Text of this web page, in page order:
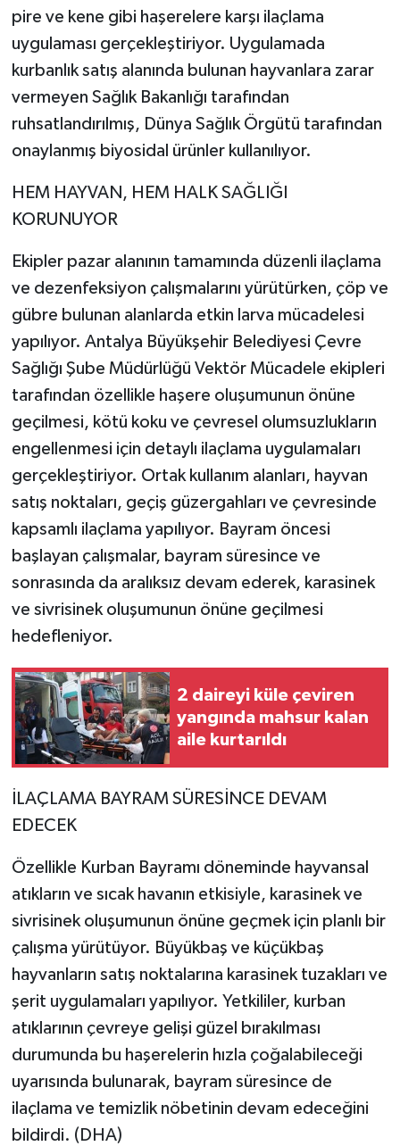
pire ve kene gibi haşerelere karşı ilaçlama
uygulaması gerçekleştiriyor. Uygulamada
kurbanlık satış alanında bulunan hayvanlara zarar
vermeyen Sağlık Bakanlığı tarafından
ruhsatlandırılmış, Dünya Sağlık Örgütü tarafından
onaylanmış biyosidal ürünler kullanılıyor.
HEM HAYVAN, HEM HALK SAĞLIĞI
KORUNUYOR
Ekipler pazar alanının tamamında düzenli ilaçlama
ve dezenfeksiyon çalışmalarını yürütürken, çöp ve
gübre bulunan alanlarda etkin larva mücadelesi
yapılıyor. Antalya Büyükşehir Belediyesi Çevre
Sağlığı Şube Müdürlüğü Vektör Mücadele ekipleri
tarafından özellikle haşere oluşumunun önüne
geçilmesi, kötü koku ve çevresel olumsuzlukların
engellenmesi için detaylı ilaçlama uygulamaları
gerçekleştiriyor. Ortak kullanım alanları, hayvan
satış noktaları, geçiş güzergahları ve çevresinde
kapsamlı ilaçlama yapılıyor. Bayram öncesi
başlayan çalışmalar, bayram süresince ve
sonrasında da aralıksız devam ederek, karasinek
ve sivrisinek oluşumunun önüne geçilmesi
hedefleniyor.
2 daireyi küle çeviren
yangında mahsur kalan
aile kurtarıldı
İLAÇLAMA BAYRAM SÜRESİNCE DEVAM
EDECEK
Özellikle Kurban Bayramı döneminde hayvansal
atıkların ve sıcak havanın etkisiyle, karasinek ve
sivrisinek oluşumunun önüne geçmek için planlı bir
çalışma yürütüyor. Büyükbaş ve küçükbaş
hayvanların satış noktalarına karasinek tuzakları ve
şerit uygulamaları yapılıyor. Yetkililer, kurban
atıklarının çevreye gelişi güzel bırakılması
durumunda bu haşerelerin hızla çoğalabileceği
uyarısında bulunarak, bayram süresince de
ilaçlama ve temizlik nöbetinin devam edeceğini
bildirdi. (DHA)